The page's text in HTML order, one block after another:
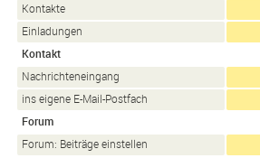
Kontakte
Einladungen
Kontakt
Nachrichteneingang
ins eigene E-Mail-Postfach
Forum
Forum: Beiträge einstellen